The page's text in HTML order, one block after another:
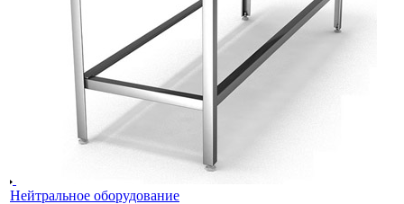
Нейтральное оборудование